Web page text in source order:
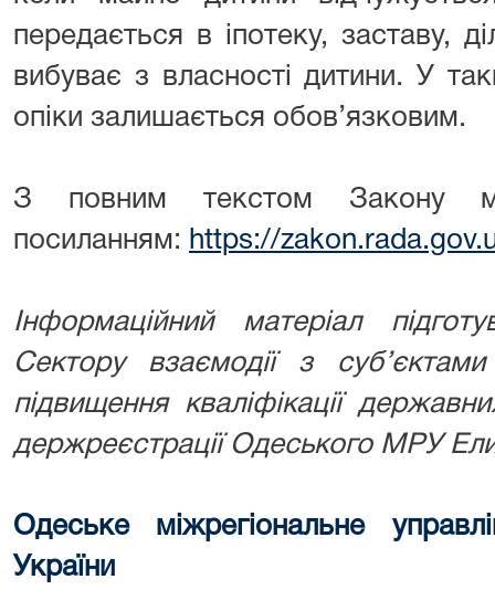
передається в іпотеку, заставу,
вибуває з власності дитини. У
опіки залишається обов’язковим.
З повним текстом Закону
посиланням: https://
Інформаційний матеріал
Сектору взаємодії з
підвищення кваліфікації
держреєстрації Одеського МРУ
Одеське міжрегіональне
України